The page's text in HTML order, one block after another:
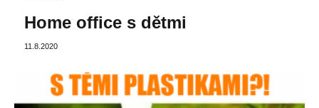
Home office s dětmi
11.8.2020